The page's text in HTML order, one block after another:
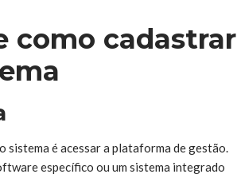
como cadastrar
é acessar a plataforma de gestão.
específico ou um sistema integrado